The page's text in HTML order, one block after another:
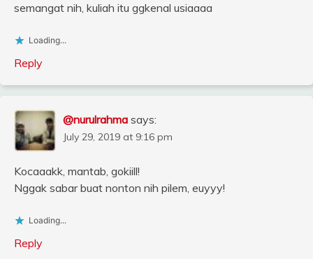
semangat nih, kuliah itu ggkenal usiaaaa
Loading...
Reply
@nurulrahma says:
July 29, 2019 at 9:16 pm
Kocaaakk, mantab, gokiill!
Nggak sabar buat nonton nih pilem, euyyy!
Loading...
Reply